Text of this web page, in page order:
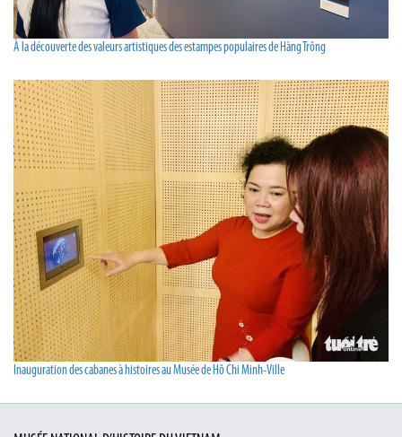
À la découverte des valeurs artistiques des estampes populaires de Hàng Trông
Inauguration des cabanes à histoires au Musée de Hô Chi Minh-Ville